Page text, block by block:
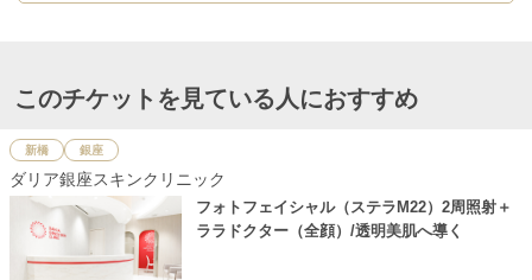
このチケットを見ている人におすすめ
新橋 銀座
ダリア銀座スキンクリニック
フォトフェイシャル（ステラM22）2周照射＋
ララドクター（全顔）/透明美肌へ導く